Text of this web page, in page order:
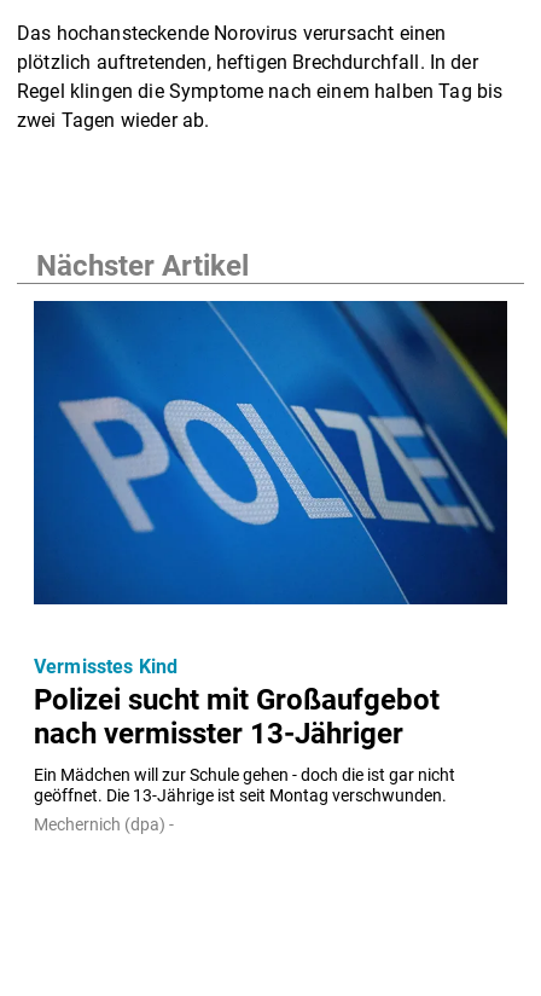
Das hochansteckende Norovirus verursacht einen
plötzlich auftretenden, heftigen Brechdurchfall. In der
Regel klingen die Symptome nach einem halben Tag bis
zwei Tagen wieder ab.
Nächster Artikel
Polizei sucht mit Großaufgebot
nach vermisster 13-Jähriger
Ein Mädchen will zur Schule gehen - doch die ist gar nicht
geöffnet. Die 13-Jährige ist seit Montag verschwunden.
Vermisstes Kind
Mechernich (dpa) -